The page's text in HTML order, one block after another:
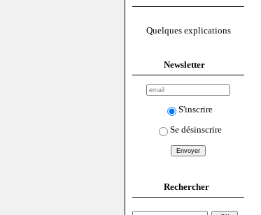
Quelques explications
Newsletter
S'inscrire
Se désinscrire
Rechercher